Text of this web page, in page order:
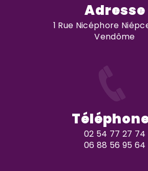
Adresse
1 Rue Nicéphore
Vendôme
02 54 77 27 74
06 88 56 95 64